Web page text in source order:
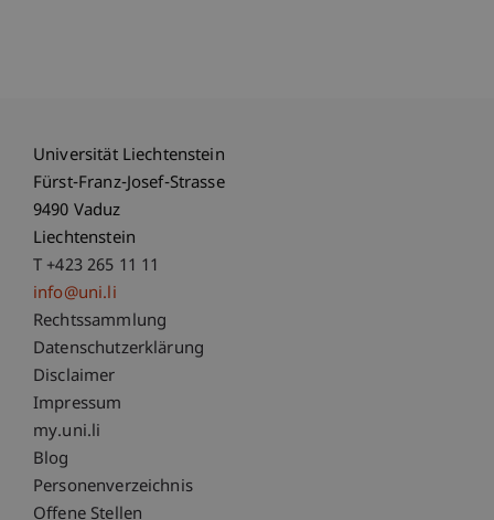
Universität Liechtenstein
Fürst-Franz-Josef-Strasse
9490 Vaduz
Liechtenstein
T +423 265 11 11
info@uni.li
Fußzeile Rechtliche Hinweise
Rechtssammlung
Datenschutzerklärung
Disclaimer
Impressum
Fußzeile Subdomain-Verzeichnis
my.uni.li
Blog
Personenverzeichnis
Offene Stellen